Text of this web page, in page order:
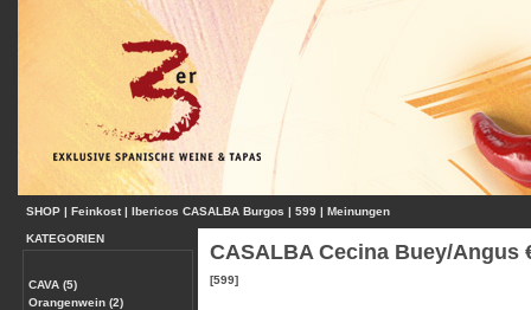
SHOP | Feinkost| Ibericos CASALBA Burgos | 599 | Meinungen
KATEGORIEN
CAVA (5)
Orangenwein (2)
CASALBA Cecina Buey/Angus
[599]